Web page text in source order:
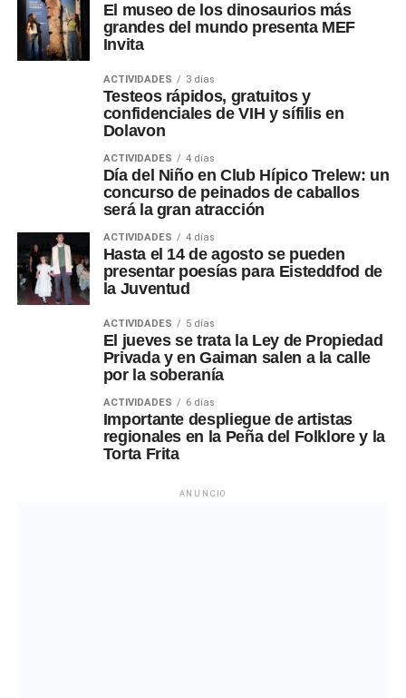
El museo de los dinosaurios más
grandes del mundo presenta MEF
Invita
ACTIVIDADES 3 días
Testeos rápidos, gratuitos y
confidenciales de VIH y sífilis en
Dolavon
ACTIVIDADES 4 días
Día del Niño en Club Hípico Trelew: un
concurso de peinados de caballos
será la gran atracción
ACTIVIDADES 4 días
Hasta el 14 de agosto se pueden
presentar poesías para Eisteddfod de
la Juventud
ACTIVIDADES 5 días
El jueves se trata la Ley de Propiedad
Privada y en Gaiman salen a la calle
por la soberanía
ACTIVIDADES 6 días
Importante despliegue de artistas
regionales en la Peña del Folklore y la
Torta Frita
ANUNCIO